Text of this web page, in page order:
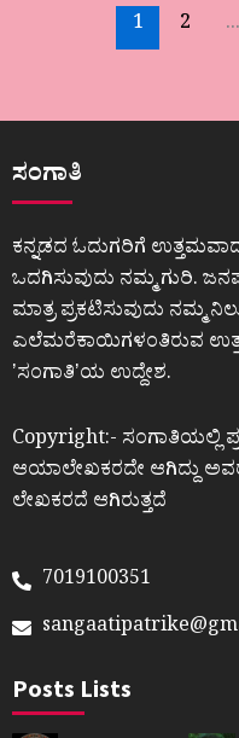
1 2 …
ಸಂಗಾತಿ
ಕನ್ನಡದ ಓದುಗರಿಗೆ
ಒದಗಿಸುವುದು ನಮ್ಮ ಗುರಿ.
ಮಾತ್ರ ಪ್ರಕಟಿಸುವುದು ನಮ್ಮ
ಎಲೆಮರೆಕಾಯಿಗಳಂತಿರುವ
ʼಸಂಗಾತಿʼಯ ಉದ್ದೇಶ.
Copyright:- ಸಂಗಾತಿಯಲ್ಲಿ
ಆಯಾಲೇಖಕರದೇ ಆಗಿದ್ದು
ಲೇಖಕರದೆ ಆಗಿರುತ್ತದೆ
7019100351
Posts Lists